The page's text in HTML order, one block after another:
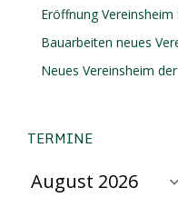
Eröffnung
Bauarbeiten neues
Neues Vereinsheim
TERMINE